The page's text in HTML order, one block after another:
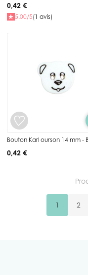
0,42 €
5.00/5(1 avis)
Bouton Karl ourson 14 mm -
0,42 €
Vous
1 2